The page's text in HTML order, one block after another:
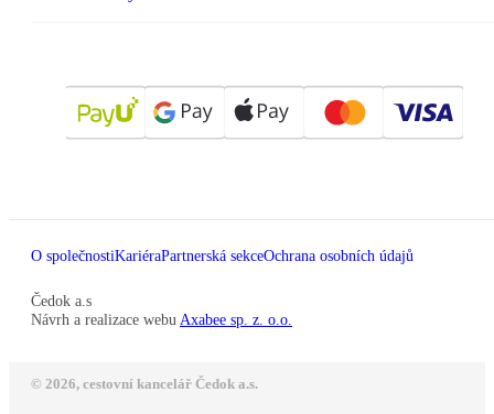
O společnostiKariéraPartnerská sekceOchrana osobních údajů
Čedok a.s
Návrh a realizace webu Axabee sp. z. o.o.
© 2026, cestovní kancelář Čedok a.s.